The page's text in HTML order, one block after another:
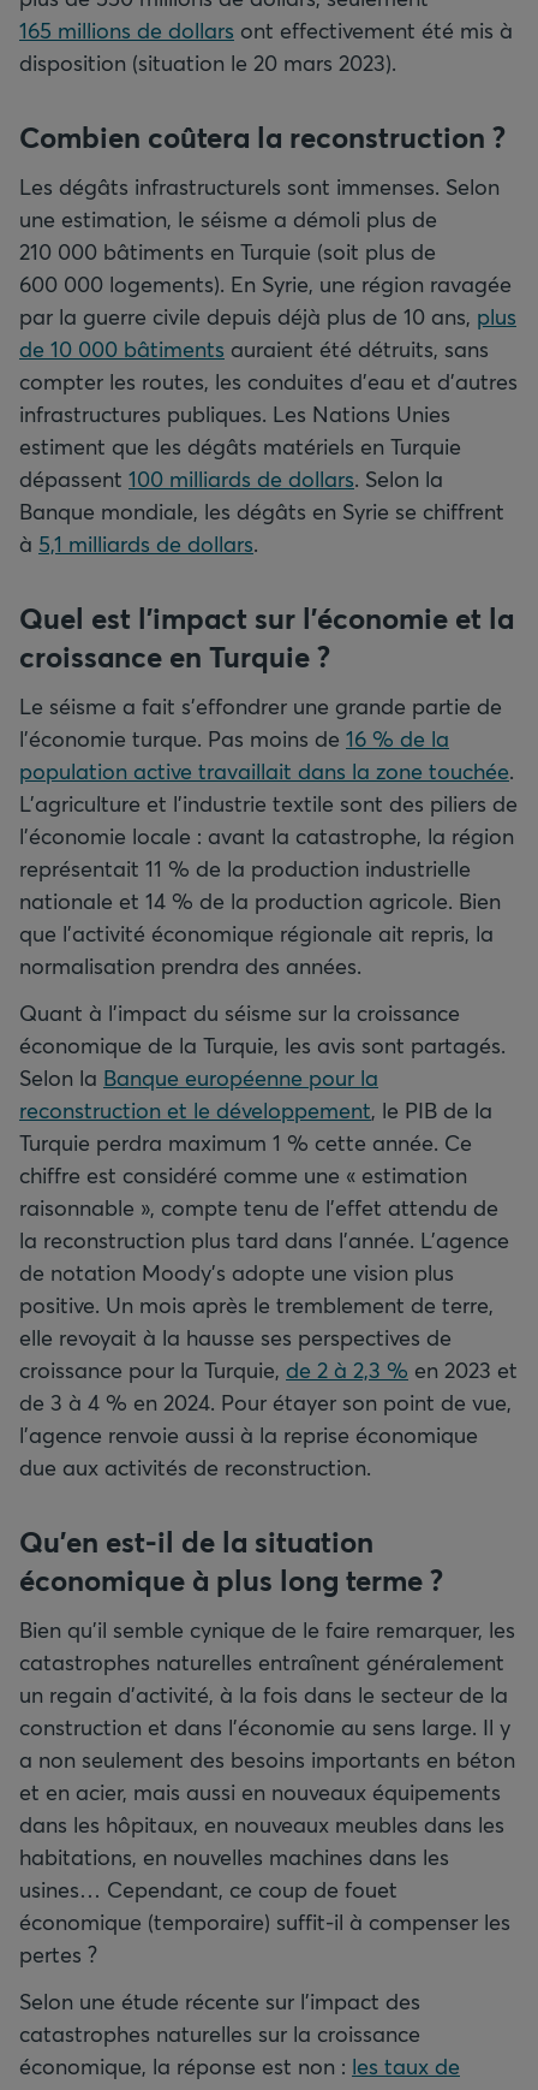
165 millions de dollars ont effectivement été mis à
disposition (situation le 20 mars 2023).
Combien coûtera la reconstruction ?
Les dégâts infrastructurels sont immenses. Selon
une estimation, le séisme a démoli plus de
210 000 bâtiments en Turquie (soit plus de
600 000 logements). En Syrie, une région ravagée
par la guerre civile depuis déjà plus de 10 ans, plus
de 10 000 bâtiments auraient été détruits, sans
compter les routes, les conduites d’eau et d’autres
infrastructures publiques. Les Nations Unies
estiment que les dégâts matériels en Turquie
dépassent 100 milliards de dollars. Selon la
Banque mondiale, les dégâts en Syrie se chiffrent
à 5,1 milliards de dollars.
Quel est l’impact sur l’économie et la
croissance en Turquie ?
Le séisme a fait s’effondrer une grande partie de
l’économie turque. Pas moins de 16 % de la
population active travaillait dans la zone touchée.
L’agriculture et l’industrie textile sont des piliers de
l’économie locale : avant la catastrophe, la région
représentait 11 % de la production industrielle
nationale et 14 % de la production agricole. Bien
que l’activité économique régionale ait repris, la
normalisation prendra des années.
Quant à l’impact du séisme sur la croissance
économique de la Turquie, les avis sont partagés.
Selon la Banque européenne pour la
reconstruction et le développement, le PIB de la
Turquie perdra maximum 1 % cette année. Ce
chiffre est considéré comme une « estimation
raisonnable », compte tenu de l’effet attendu de
la reconstruction plus tard dans l’année. L’agence
de notation Moody’s adopte une vision plus
positive. Un mois après le tremblement de terre,
elle revoyait à la hausse ses perspectives de
croissance pour la Turquie, de 2 à 2,3 % en 2023 et
de 3 à 4 % en 2024. Pour étayer son point de vue,
l’agence renvoie aussi à la reprise économique
due aux activités de reconstruction.
Qu’en est-il de la situation
économique à plus long terme?
Bien qu’il semble cynique de le faire remarquer, les
catastrophes naturelles entraînent généralement
un regain d’activité, à la fois dans le secteur de la
construction et dans l’économie au sens large. Il y
a non seulement des besoins importants en béton
et en acier, mais aussi en nouveaux équipements
dans les hôpitaux, en nouveaux meubles dans les
habitations, en nouvelles machines dans les
usines… Cependant, ce coup de fouet
économique (temporaire) suffit-il à compenser les
pertes ?
Selon une étude récente sur l’impact des
catastrophes naturelles sur la croissance
économique, la réponse est non : les taux de